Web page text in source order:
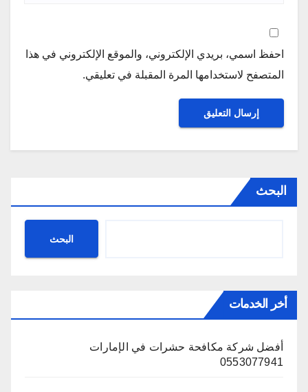
احفظ اسمي، بريدي الإلكتروني، والموقع الإلكتروني في هذا
المتصفح لاستخدامها المرة المقبلة في تعليقي.
البحث
البحث
أخر الخدمات
أفضل شركة مكافحة حشرات في الإمارات
0553077941